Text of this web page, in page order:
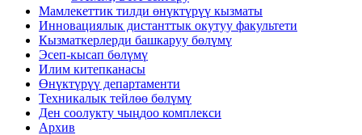
Мамлекеттик тилди өнүктүрүү кызматы
Инновациялык дистанттык окутуу факультети
Кызматкерлерди башкаруу бөлүмү
Эсеп-кысап бөлүмү
Илим китепканасы
Өнүктүрүү департаменти
Техникалык тейлөө бөлүмү
Ден соолукту чыңдоо комплекси
Архив